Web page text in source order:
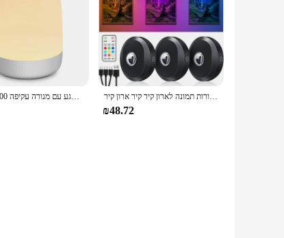
תאורה חכמה בלילה נייד הוביל אור בלילה צבעוני 3 טיימר הגדרת ילדים תינוקות שינה מגע עם מנורה עקיפה 2000 נטענת USB אור לילה בהיר 3 יח 'עם פנס 1200 מרחוק אמא נטענת עם מקל על אורות תמונה לארון קיר קיר ארון קיר
₪48.72